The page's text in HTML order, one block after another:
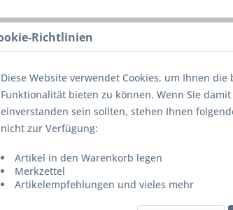
Richtlinien
Diese Website verwendet Cookies, um Ihnen die
Funktionalität bieten zu können. Wenn Sie
einverstanden sein sollten, stehen Ihnen
nicht zur Verfügung:
Artikel in den Warenkorb legen
Merkzettel
Artikelempfehlungen und vieles mehr